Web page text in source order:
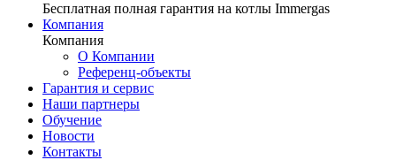
Бесплатная полная гарантия на котлы Immergas
Компания
Компания
О Компании
Референц-объекты
Гарантия и сервис
Наши партнеры
Обучение
Новости
Контакты